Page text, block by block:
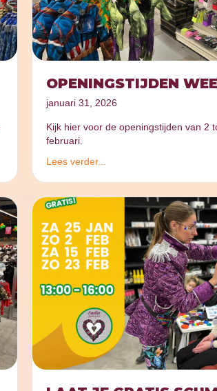
OPENINGSTIJDEN
januari 31, 2026
Kijk hier voor de openingstijden van 2
februari.
Lees verder...